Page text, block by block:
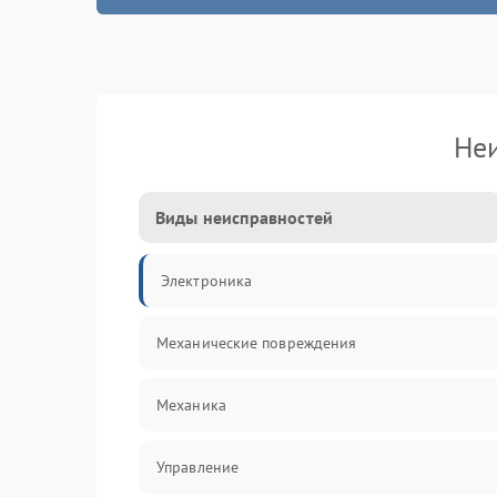
Виды неисправностей
Электроника
Механические повреждения
Механика
Управление